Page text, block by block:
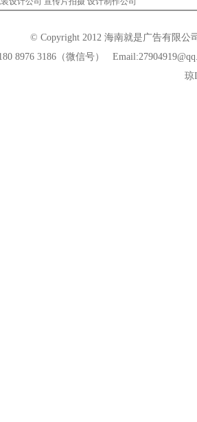
© Copyright 2012 海南就是广告有限公
8976 3186（微信号）
琼